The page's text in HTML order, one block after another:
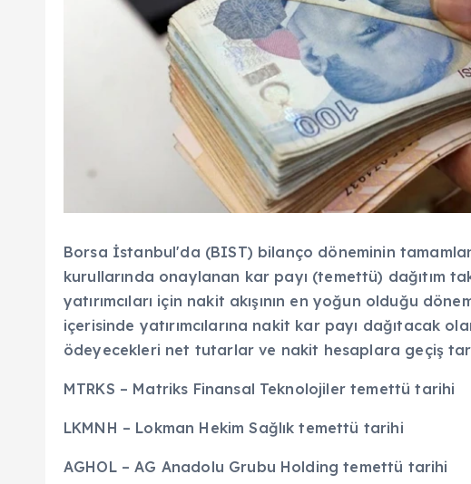
Borsa İstanbul'da (BIST) bilanço döneminin
kurullarında onaylanan kar payı (temettü) dağıtım
yatırımcıları için nakit akışının en yoğun olduğu
içerisinde yatırımcılarına nakit kar payı dağıtacak
ödeyecekleri net tutarlar ve nakit hesaplara geçiş
MTRKS – Matriks Finansal Teknolojiler temettü tarihi
LKMNH – Lokman Hekim Sağlık temettü tarihi
AGHOL – AG Anadolu Grubu Holding temettü tarihi